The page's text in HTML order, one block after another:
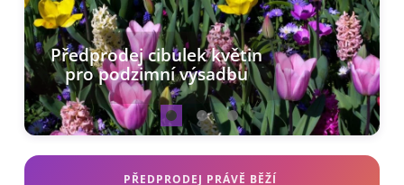
Předprodej cibulek květin
pro podzimní výsadbu
PŘEDPRODEJ PRÁVĚ BĚŽÍ